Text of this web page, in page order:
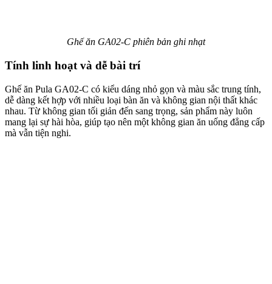
Ghế ăn GA02-C phiên bản ghi nhạt
Tính linh hoạt và dễ bài trí
Ghế ăn Pula GA02-C có kiểu dáng nhỏ gọn và màu sắc trung tính,
dễ dàng kết hợp với nhiều loại bàn ăn và không gian nội thất khác
nhau. Từ không gian tối giản đến sang trọng, sản phẩm này luôn
mang lại sự hài hòa, giúp tạo nên một không gian ăn uống đẳng cấp
mà vẫn tiện nghi.